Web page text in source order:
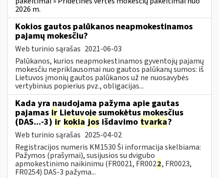
2026 m.
Kokios gautos palūkanos neapmokestinamos
pajamų mokesčiu?
Web turinio sąrašas 2021-06-03
Palūkanos, kurios neapmokestinamos gyventojų pajamų
mokesčiu nepriklausomai nuo gautos palūkanų sumos: iš
Lietuvos įmonių gautos palūkanos už ne nuosavybės
vertybinius popierius pvz., obligacijas...
Kada yra naudojama pažyma apie gautas
pajamas ir Lietuvoje sumokėtus mokesčius
(DAS...-3)ir kokia jos išdavimo tvarka?
Web turinio sąrašas 2025-04-02
Registracijos numeris KM1530 Ši informacija skelbiama:
Pažymos (prašymai), susijusios su dvigubo
apmokestinimo naikinimu (FR0021, FR0022, FR0023,
FR0254) DAS-3 pažyma...